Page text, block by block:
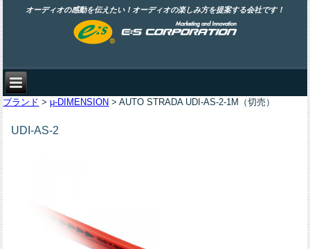
オーディオの感動を伝えたい！オーディオの楽しみ方を提案する会社です！
ブランド >μ-DIMENSION > AUTO STRADA UDI-AS-2-1M（切売）
UDI-AS-2